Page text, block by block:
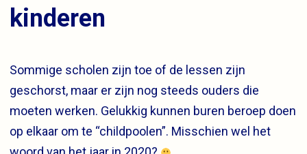
kinderen
Sommige scholen zijn toe of de lessen zijn
geschorst, maar er zijn nog steeds ouders die
moeten werken. Gelukkig kunnen buren beroep doen
op elkaar om te “childpoolen”. Misschien wel het